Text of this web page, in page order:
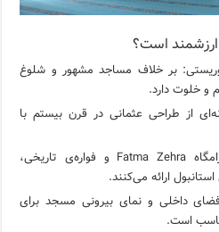
است؟
بر خلاف مساجد مشهور و شلوغ
و خلوت دارد.
از طراحی عثمانی در قرن بیستم با
فضای فرهنگی و شخصی: آرامگاه Fatma Zehra و فواره‌ی تاریخی،
ارائه می‌کنند.
داخلی و نمای بیرونی مسجد برای
است.